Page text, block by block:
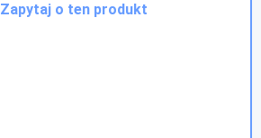
Zapytaj o ten produkt